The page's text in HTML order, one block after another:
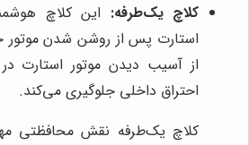
کلاچ یک‌طرفه: این کلاچ
استارت پس از روشن شدن موتور
از آسیب دیدن موتور استارت
احتراق داخلی جلوگیری می‌کند.
کلاچ یک‌طرفه نقش محافظتی